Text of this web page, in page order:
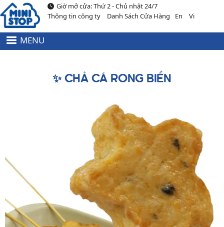
Nhảy đến nội dungGiờ mở cửa: Thứ 2 - Chủ nhật 24/7
Thông tin công ty Danh Sách Cửa Hàng En Vi
MENU
✨ CHẢ CÁ RONG BIỂN